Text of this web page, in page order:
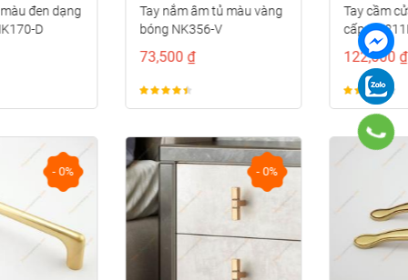
Tay nắm âm tủ màu vàng
bóng NK356-V
- 0%
Tay cầm cửa tủ đồng cao